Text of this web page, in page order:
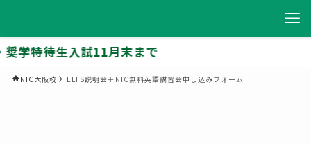
待生入試11月末まで
NIC大阪校 IELTS説明会＋NIC無料英語講習会申し込みフォーム